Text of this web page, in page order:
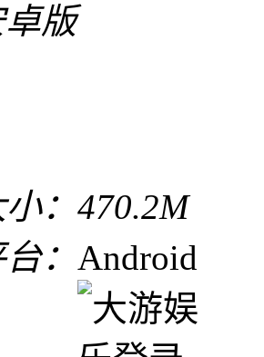
卓版
： 470.2M
： Android